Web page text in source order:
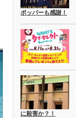
ポッパーも感謝！
に殺害か？！